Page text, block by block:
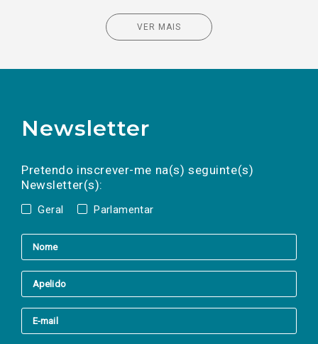
VER MAIS
Newsletter
Pretendo inscrever-me na(s) seguinte(s)
Newsletter(s):
Geral Parlamentar
a(s) newsletter(s).
mail